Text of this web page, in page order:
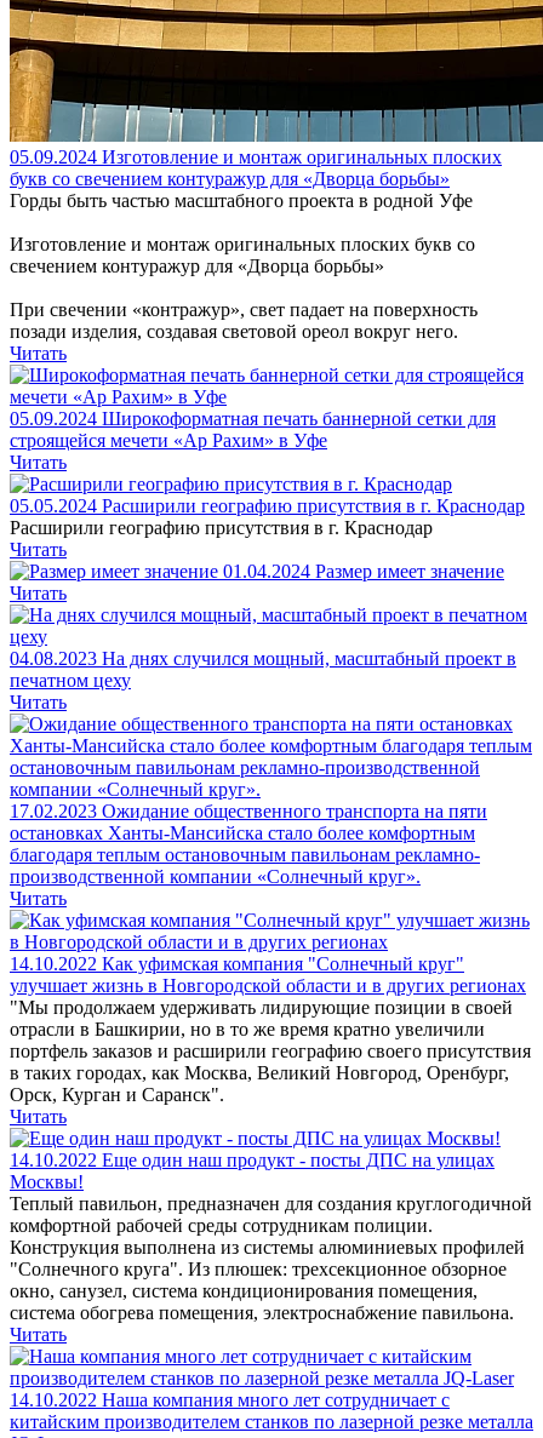
05.09.2024 Изготовление и монтаж оригинальных плоских
букв со свечением контуражур для «Дворца борьбы»
Горды быть частью масштабного проекта в родной Уфе
Изготовление и монтаж оригинальных плоских букв со
свечением контуражур для «Дворца борьбы»
При свечении «контражур», свет падает на поверхность
позади изделия, создавая световой ореол вокруг него.
Читать
05.09.2024 Широкоформатная печать баннерной сетки для
строящейся мечети «Ар Рахим» в Уфе
Читать
05.05.2024 Расширили географию присутствия в г. Краснодар
Расширили географию присутствия в г. Краснодар
Читать
01.04.2024 Размер имеет значение
Читать
04.08.2023 На днях случился мощный, масштабный проект в
печатном цеху
Читать
17.02.2023 Ожидание общественного транспорта на пяти
остановках Ханты-Мансийска стало более комфортным
благодаря теплым остановочным павильонам рекламно-
производственной компании «Солнечный круг».
Читать
14.10.2022 Как уфимская компания "Солнечный круг"
улучшает жизнь в Новгородской области и в других регионах
"Мы продолжаем удерживать лидирующие позиции в своей
отрасли в Башкирии, но в то же время кратно увеличили
портфель заказов и расширили географию своего присутствия
в таких городах, как Москва, Великий Новгород, Оренбург,
Орск, Курган и Саранск".
Читать
14.10.2022 Еще один наш продукт - посты ДПС на улицах
Москвы!
Теплый павильон, предназначен для создания круглогодичной
комфортной рабочей среды сотрудникам полиции.
Конструкция выполнена из системы алюминиевых профилей
"Солнечного круга". Из плюшек: трехсекционное обзорное
окно, санузел, система кондиционирования помещения,
система обогрева помещения, электроснабжение павильона.
Читать
14.10.2022 Наша компания много лет сотрудничает с
китайским производителем станков по лазерной резке металла